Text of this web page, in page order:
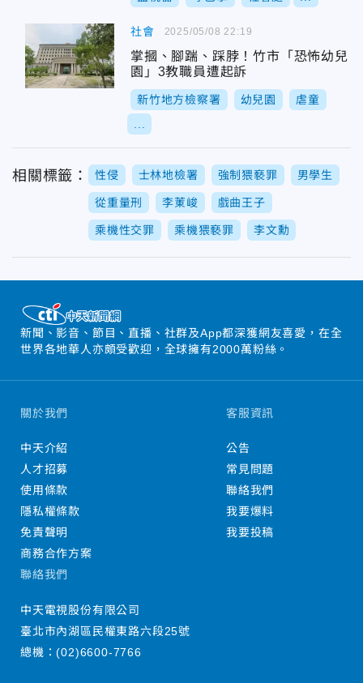
社會
掌摑、腳踹、踩脖！竹市「恐怖幼兒
園」3教職員遭起訴
新竹地方檢察署 幼兒園 虐童
2025/05/08 22:19
相關標籤： 性侵 士林地檢署 強制猥褻罪 男學生
從重量刑 李菄峻 戲曲王子
乘機性交罪 乘機猥褻罪 李文勳
新聞、影音、節目、直播、社群及App都深獲網友喜愛，在全
世界各地華人亦頗受歡迎，全球擁有2000萬粉絲。
關於我們
中天介紹
人才招募
使用條款
隱私權條款
免責聲明
商務合作方案
客服資訊
公告
常見問題
聯絡我們
我要爆料
我要投稿
聯絡我們
中天電視股份有限公司
臺北市內湖區民權東路六段25號
總機：(02)6600-7766